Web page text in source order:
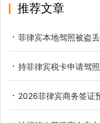
推荐文章
菲律宾本地驾照被盗
持菲律宾税卡申请驾
2026菲律宾商务签证